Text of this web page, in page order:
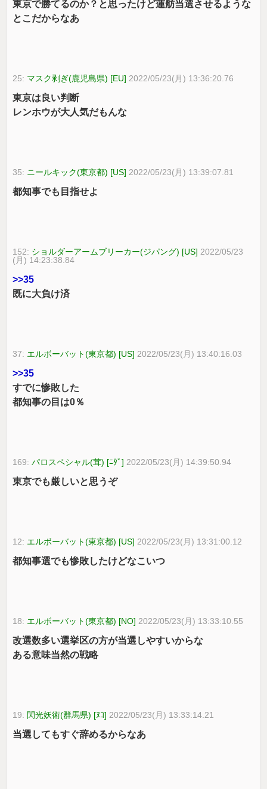
東京で勝てるのか？と思ったけど蓮舫当選させるような
とこだからなあ
25: マスク剥ぎ(鹿児島県) [EU] 2022/05/23(月) 13:36:20.76
東京は良い判断
レンホウが大人気だもんな
35: ニールキック(東京都) [US] 2022/05/23(月) 13:39:07.81
都知事でも目指せよ
152: ショルダーアームブリーカー(ジパング) [US] 2022/05/23
(月) 14:23:38.84
>>35
既に大負け済
37: エルボーバット(東京都) [US] 2022/05/23(月) 13:40:16.03
>>35
すでに惨敗した
都知事の目は0％
169:パロスペシャル(茸) [ﾆﾀﾞ] 2022/05/23(月) 14:39:50.94
東京でも厳しいと思うぞ
12: エルボーバット(東京都) [US] 2022/05/23(月) 13:31:00.12
都知事選でも惨敗したけどなこいつ
18: エルボーバット(東京都) [NO] 2022/05/23(月) 13:33:10.55
改選数多い選挙区の方が当選しやすいからな
ある意味当然の戦略
19: 閃光妖術(群馬県) [ﾇｺ] 2022/05/23(月) 13:33:14.21
当選してもすぐ辞めるからなあ